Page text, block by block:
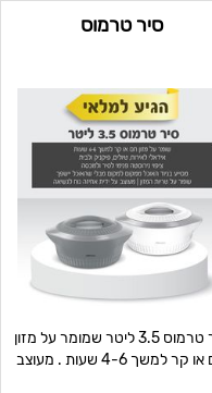
סיר טרמוס
סיר טרמוס 3.5 ליטר שמומר על מזון
חם או קר למשך 4-6 שעות . מעוצב